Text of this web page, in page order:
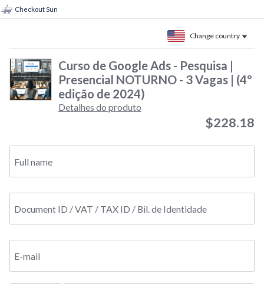
Checkout Sun
Change country
Curso de Google Ads - Pesquisa |
Presencial NOTURNO - 3 Vagas | (4º
edição de 2024)
Detalhes do produto
$228.18
Full name
Document ID / VAT / TAX ID / Bil. de Identidade
E-mail